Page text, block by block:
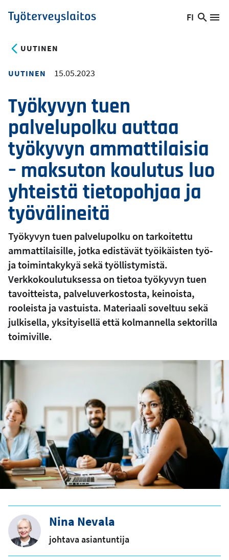
Hyppää
pääsisältöön
Työterveyslaitos
Vaihda
FI
Hae
UUTINEN
UUTINEN 15.05.2023
Työkyvyn tuen
palvelupolku auttaa
työkyvyn ammattilaisia
– maksuton koulutus luo
yhteistä tietopohjaa ja
työvälineitä
Työkyvyn tuen palvelupolku on tarkoitettu
ammattilaisille, jotka edistävät työikäisten työ-
ja toimintakykyä sekä työllistymistä.
Verkkokoulutuksessa on tietoa työkyvyn tuen
tavoitteista, palveluverkostosta, keinoista,
rooleista ja vastuista. Materiaali soveltuu sekä
julkisella, yksityisellä että kolmannella sektorilla
toimiville.
Nina Nevala
johtava asiantuntija